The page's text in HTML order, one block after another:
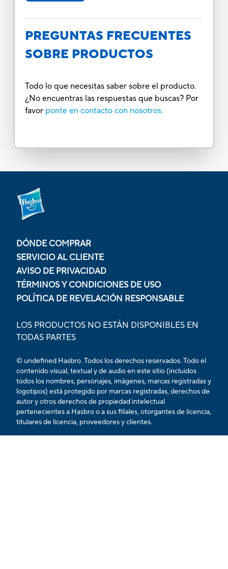
PREGUNTAS FRECUENTES
SOBRE PRODUCTOS
Todo lo que necesitas saber sobre el producto.
¿No encuentras las respuestas que buscas? Por
favor ponte en contacto con nosotros.
DÓNDE COMPRAR
SERVICIO AL CLIENTE
AVISO DE PRIVACIDAD
TÉRMINOS Y CONDICIONES DE USO
POLÍTICA DE REVELACIÓN RESPONSABLE
LOS PRODUCTOS NO ESTÁN DISPONIBLES EN
TODAS PARTES
© undefined Hasbro. Todos los derechos reservados. Todo el
contenido visual, textual y de audio en este sitio (incluidos
todos los nombres, personajes, imágenes, marcas registradas y
logotipos) está protegido por marcas registradas, derechos de
autor y otros derechos de propiedad intelectual
pertenecientes a Hasbro o a sus filiales, otorgantes de licencia,
titulares de licencia, proveedores y clientes.